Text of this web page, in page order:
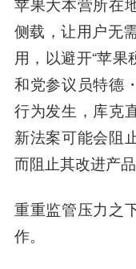
侧载，让用户无
用，以避开“苹果
和党参议员特德
行为发生，库克
新法案可能会阻
而阻止其改进产品
重重监管压力之
作。